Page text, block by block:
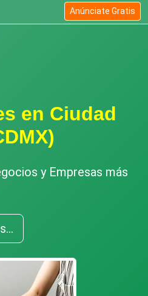
Anúnciate Gratis
en Ciudad
y Empresas más